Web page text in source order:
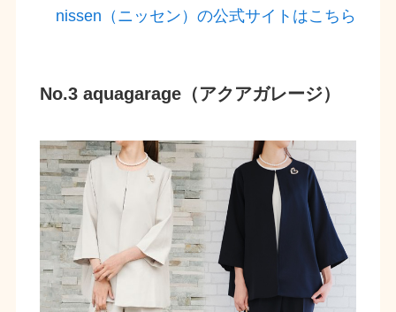
nissen（ニッセン）の公式サイトはこちら
No.3 aquagarage（アクアガレージ）